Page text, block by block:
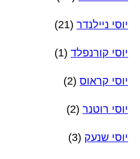
יוסי ניילנדר (21)
יוסי קורנפלד (1)
יוסי קראוס (2)
יוסי רוטנר (2)
יוסי שנעק (3)